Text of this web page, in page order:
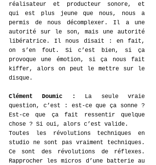
réalisateur et producteur sonore, et
qui est plus jeune que nous, nous a
permis de nous décomplexer. Il a une
autorité sur le son, mais une autorité
libératrice. Il nous disait : en fait,
on s’en fout. Si c’est bien, si ça
provoque une émotion, si ça nous fait
kiffer, alors on peut le mettre sur le
disque.
Clément Doumic : La seule vraie
question, c’est : est-ce que ça sonne ?
Est-ce que ça fait ressentir quelque
chose ? Si oui, alors c’est valide.
Toutes les révolutions techniques en
studio ne sont pas vraiment techniques.
Ce sont des révolutions de réflexes.
Rapprocher les micros d’une batterie au